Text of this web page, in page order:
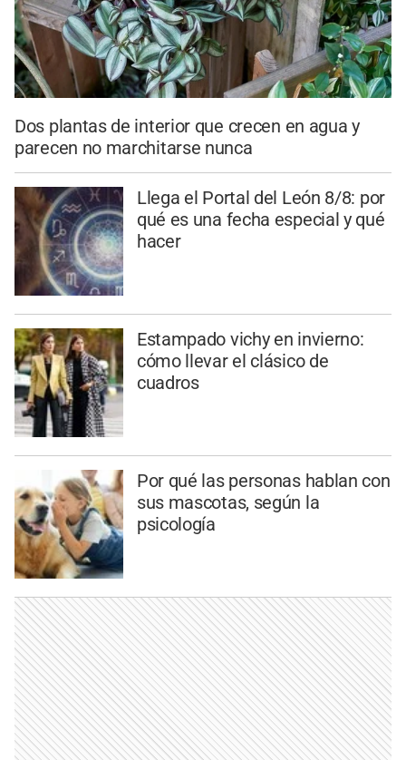
Dos plantas de interior que crecen en agua y
parecen no marchitarse nunca
Llega el Portal del León 8/8: por
qué es una fecha especial y qué
hacer
Estampado vichy en invierno:
cómo llevar el clásico de
cuadros
Por qué las personas hablan con
sus mascotas, según la
psicología